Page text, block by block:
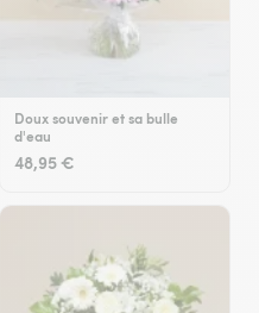
Doux souvenir et sa bulle
d'eau
48,95 €